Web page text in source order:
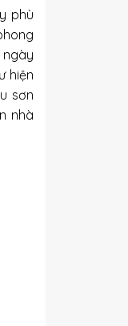
phù
ngày
hiện
sơn
nhà